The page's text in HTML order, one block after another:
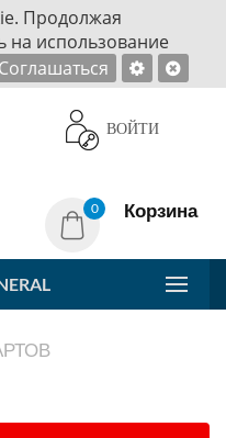
Продолжая
на использование
Соглашаться
ВОЙТИ
0 Корзина